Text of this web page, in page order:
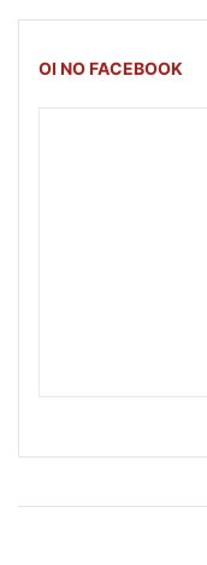
OI NO FACEBOOK